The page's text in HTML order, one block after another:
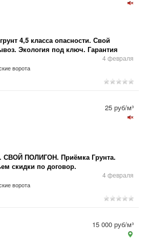
4,5 класса опасности. Свой
Экология под ключ. Гарантия
4 февраля
ворота
ПОЛИГОН. Приёмка Грунта.
скидки по договор.
4 февраля
ворота
25 руб/м³
15 000 руб/м³